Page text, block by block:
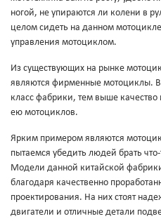
ногой, не упираются ли колени в
целом сидеть на данном
управления мотоциклом.
Из существующих на рынке
являются фирменные мотоциклы.
класс фабрики, тем выше
ею мотоциклов.
Ярким примером являются
пытаемся убедить людей брать
Модели данной китайской
благодаря качественно
проектирования. На них стоят
двигатели и отличные детали